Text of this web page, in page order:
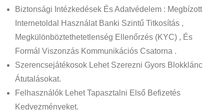
Biztonsági Intézkedések És Adatvédelem : Megbízott
Internetoldal Használat Banki Szintű Titkosítás ,
Megkülönböztethetetlenség Ellenőrzés (KYC) , És
Formál Viszonzás Kommunikációs Csatorna .
Szerencsejátékosok Lehet Szerezni Gyors Blokklánc
Átutalásokat.
Felhasználók Lehet Tapasztalni Első Befizetés
Kedvezményeket.